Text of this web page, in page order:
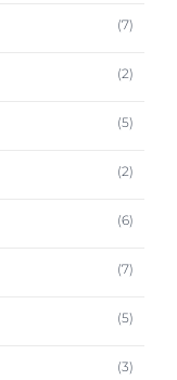
(7)
(2)
(5)
(2)
(6)
(7)
(5)
(3)